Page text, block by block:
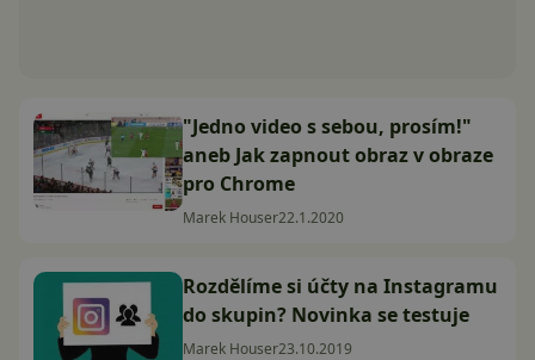
"Jedno video s sebou, prosím!"
aneb Jak zapnout obraz v obraze
pro Chrome
Marek Houser22.1.2020
Rozdělíme si účty na Instagramu
do skupin? Novinka se testuje
Marek Houser23.10.2019